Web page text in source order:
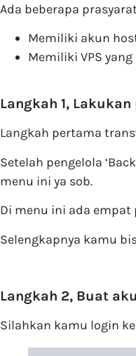
Ada beberapa
Memiliki akun
Memiliki VPS
Langkah 1,
Langkah pertama
Setelah pengelola
menu ini ya sob.
Di menu ini ada
Selengkapnya kamu
Langkah 2, Buat
Silahkan kamu login